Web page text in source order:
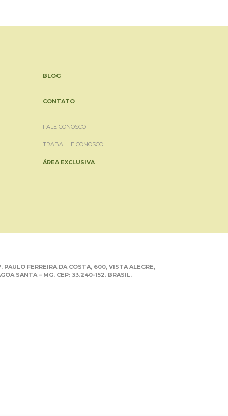
BLOG
CONTATO
FALE CONOSCO
TRABALHE CONOSCO
ÁREA EXCLUSIVA
PAULO FERREIRA DA COSTA, 600, VISTA ALEGRE,
SANTA – MG. CEP: 33.240-152. BRASIL.